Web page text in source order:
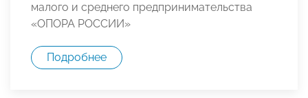
малого и среднего предпринимательства
«ОПОРА РОССИИ»
Подробнее